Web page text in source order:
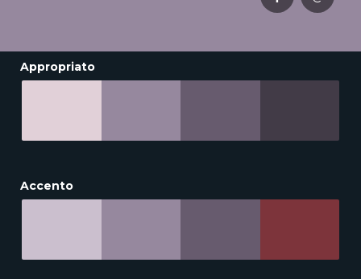
Appropriato
Accento